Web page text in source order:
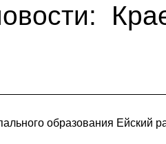
образования Ейский